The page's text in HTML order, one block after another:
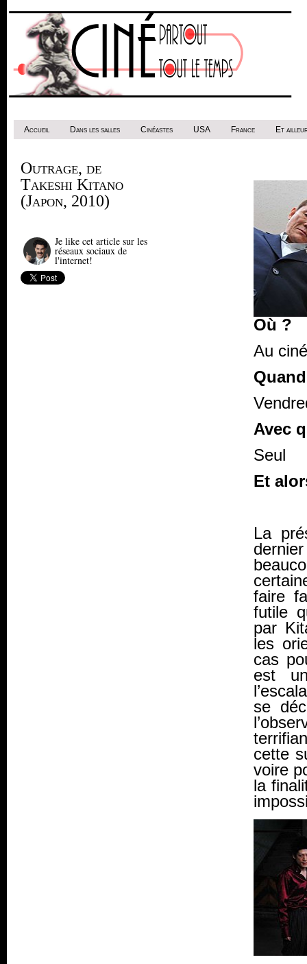
Accueil Dans les salles Cinéastes USA France Et
Outrage, de
Takeshi Kitano
(Japon, 2010)
Je like cet article sur les
réseaux sociaux de
l'internet!
Où ?
Au
Avec
Seul
Et
La
faire
futile
par
les
cas
est
se
cette
voire
la